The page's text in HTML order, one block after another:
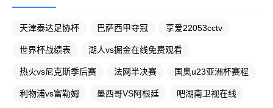
天津泰达足协杯 巴萨西甲夺冠 享爱22053cctv
世界杯战绩表 湖人vs掘金在线免费观看
热火vs尼克斯季后赛 法网半决赛 国奥u23亚洲杯赛程
利物浦vs富勒姆 墨西哥VS阿根廷 吧湖南卫视在线